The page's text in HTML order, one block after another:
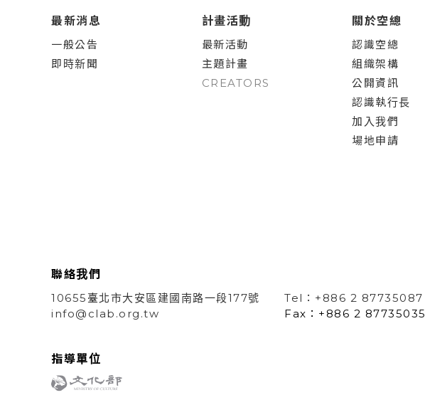
最新消息
一般公告
即時新聞
計畫活動
最新活動
主題計畫
CREATORS
關於空總
認識空總
組織架構
公開資訊
認識執行長
加入我們
場地申請
聯絡我們
10655臺北市大安區建國南路一段177號
Tel：+886 2 87735087
info@clab.org.tw
Fax：+886 2 87735035
指導單位